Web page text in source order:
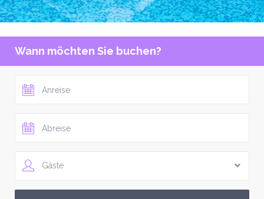
Wann möchten Sie buchen?
Gäste